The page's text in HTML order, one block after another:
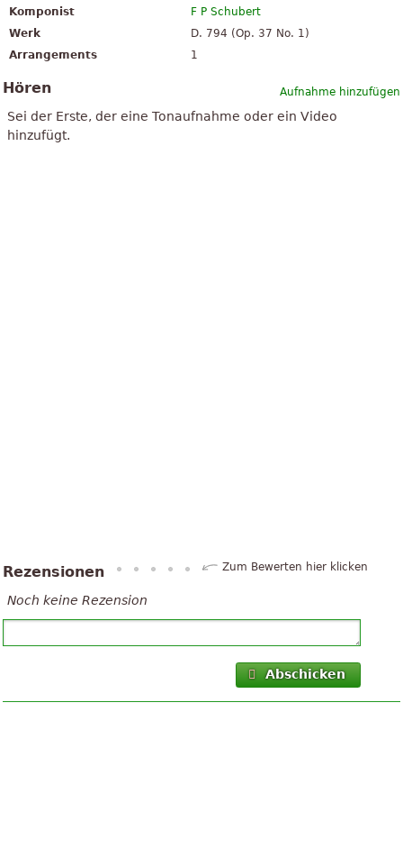
Komponist
F P Schubert
Werk
D. 794 (Op. 37 No. 1)
Arrangements
1
Aufnahme hinzufügen
Hören
Sei der Erste, der eine Tonaufnahme oder ein Video
hinzufügt.
Rezensionen Zum Bewerten hier klicken
Noch keine Rezension
Abschicken